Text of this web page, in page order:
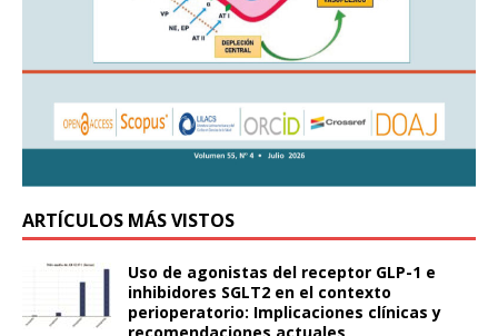
ARTÍCULOS MÁS VISTOS
Uso de agonistas del receptor GLP-1 e
inhibidores SGLT2 en el contexto
perioperatorio: Implicaciones clínicas y